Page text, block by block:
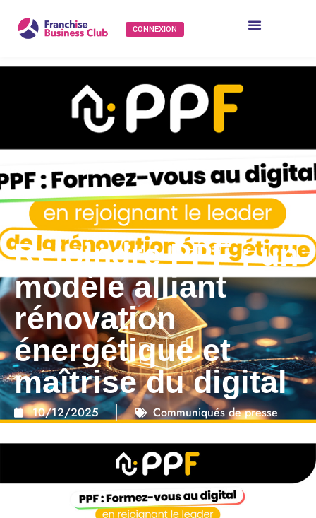
CONNEXION
Rejoindre PPF : un
modèle alliant
rénovation
énergétique et
maîtrise du digital
10/12/2025 Communiqués de presse